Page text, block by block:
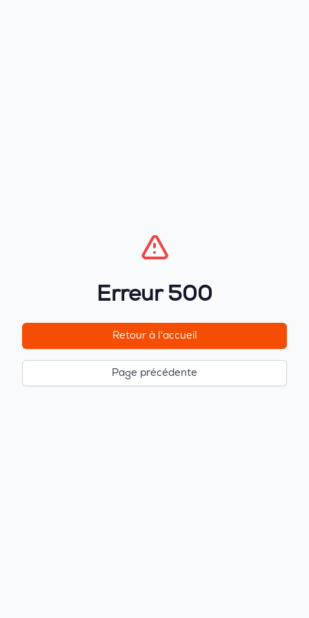
Erreur 500
Retour à l'accueil
Page précédente